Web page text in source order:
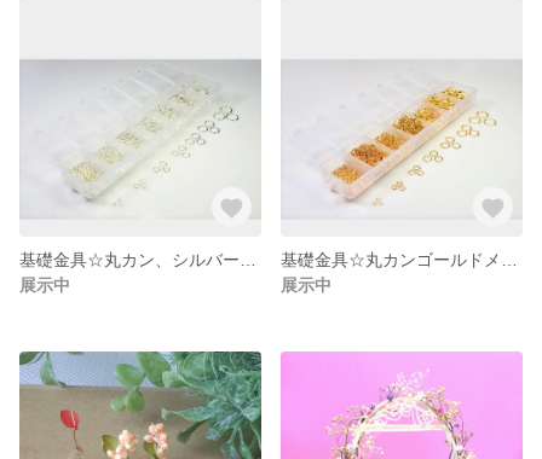
展示中
展示中